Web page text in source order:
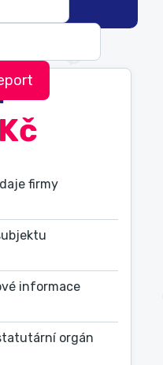
firmy
informace
orgán